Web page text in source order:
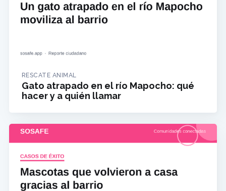
RESCATE ANIMAL
Gato atrapado en el río Mapocho: qué
hacer y a quién llamar